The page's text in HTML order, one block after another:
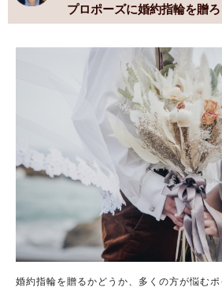
プロポーズに婚約指輪を贈
婚約指輪を贈るかどうか、多くの方が悩む